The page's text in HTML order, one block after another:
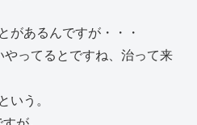
があるんですが・・・
ってるとですね、治って来
いう。